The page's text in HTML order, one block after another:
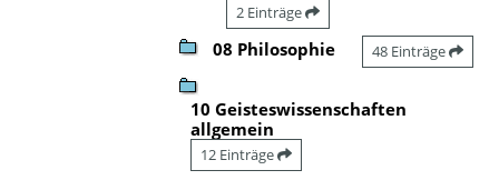
2 Einträge
08 Philosophie 48 Einträge
10 Geisteswissenschaften
allgemein
12 Einträge